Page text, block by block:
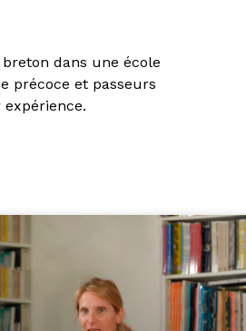
dans une école
précoce et passeurs